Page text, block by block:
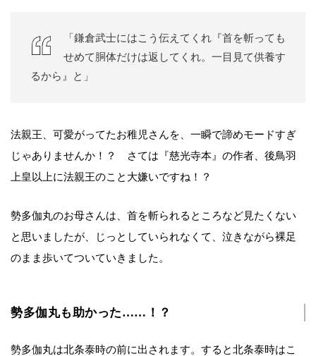
「鎌倉武士にはこう伝えてくれ『首を斬っても
せめて胴体だけは返してくれ。一目見て供養す
るから』と」
法親王、可愛がってたお稚児さんを、一瞬で諦めモードすぎ
じゃありませんか！？ さては『慈光寺本』の作者、後鳥羽
上皇以上に法親王のこと大嫌いですね！？
勢多伽丸のお母さんは、首を斬られるところなど見たくない
と思いましたが、じっとしていられなくて、泣きながら裸足
のまま歩いてついていきました。
勢多伽丸も助かった……！？
勢多伽丸は北条泰時の前に出されます。すると北条泰時はこ